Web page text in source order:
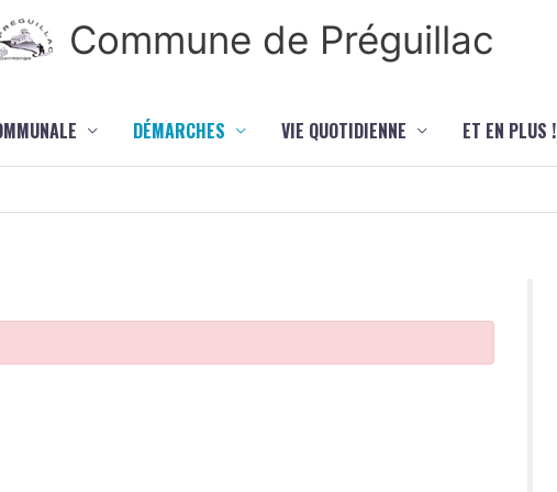
Commune de Préguillac
DÉMARCHES VIE QUOTIDIENNE ET EN PLUS !